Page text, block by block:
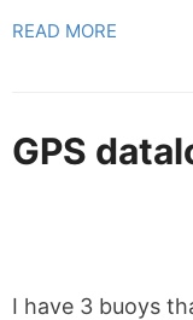
READ MORE
GPS
I have 3 buoys